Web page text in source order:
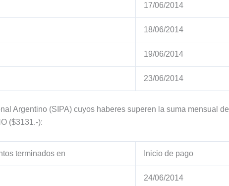
17/06/2014
18/06/2014
19/06/2014
23/06/2014
Argentino (SIPA) cuyos haberes superen la suma mensual de
($3131.-):
terminados en Inicio de pago
24/06/2014